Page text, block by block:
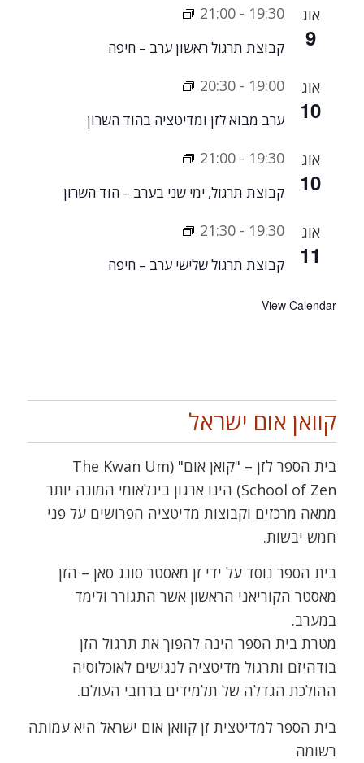
אוג
9
19:30
-
21:00
קבוצת תרגול ראשון ערב – חיפה
אוג
10
19:00
-
20:30
ערב מבוא לזן ומדיטציה בהוד השרון
אוג
10
19:30
-
21:00
קבוצת תרגול, ימי שני בערב – הוד השרון
אוג
11
19:30
-
21:30
קבוצת תרגול שלישי ערב – חיפה
View Calendar
קוואן אום ישראל
בית הספר לזן – "קואן אום" (The Kwan Um
School of Zen) הינו ארגון בינלאומי המונה יותר
ממאה מרכזים וקבוצות מדיטציה הפרושים על פני
חמש יבשות.
בית הספר נוסד על ידי זן מאסטר סונג סאן – הזן
מאסטר הקוריאני הראשון אשר התגורר ולימד
במערב.
מטרת בית הספר הינה להפוך את תרגול הזן
בודהיזם ותרגול מדיטציה לנגישים לאוכלוסיה
ההולכת הגדלה של תלמידים ברחבי העולם.
בית הספר למדיטצית זן קוואן אום ישראל היא עמותה
רשומה